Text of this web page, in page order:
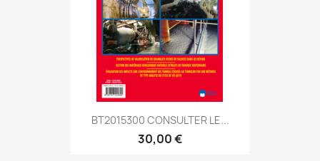
BT2015300 CONSULTER LE...
30,00 €